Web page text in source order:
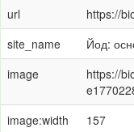
url
https://
site_name
Йод:
image
https://
image:width
157